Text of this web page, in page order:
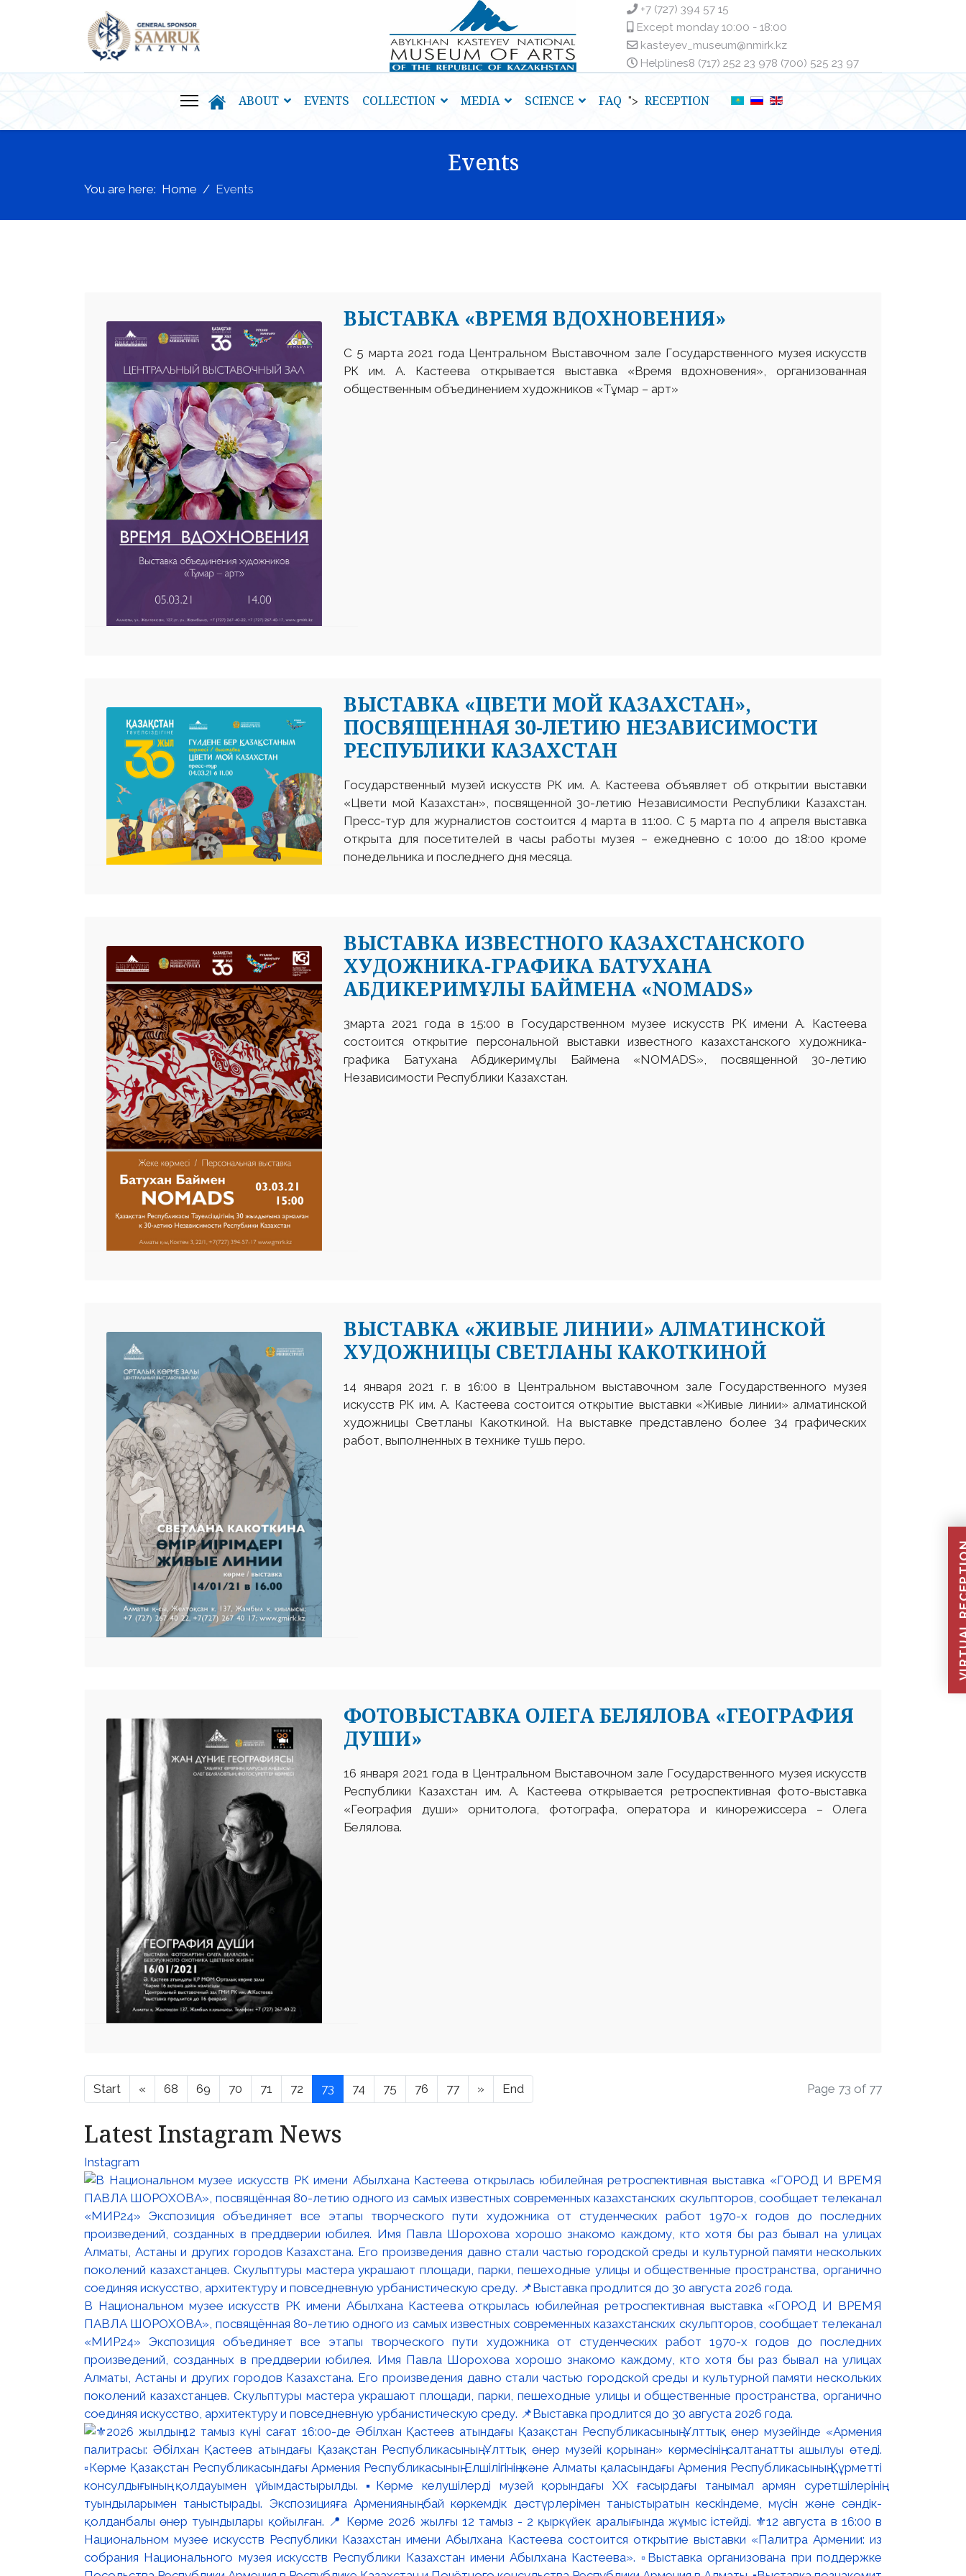
+7 (727) 394 57 15
Except monday 10:00 - 18:00
kasteyev_museum@nmirk.kz
Helplinesㅤ8 (717) 252 23 97ㅤㅤ8 (700) 525 23 97
ABOUT EVENTS COLLECTION MEDIA SCIENCE FAQ "> RECEPTION
Events
You are here: Home Events
ВЫСТАВКА «ВРЕМЯ ВДОХНОВЕНИЯ»
С 5 марта 2021 года Центральном Выставочном зале Государственного музея искусств
РК им. А. Кастеева открывается выставка «Время вдохновения», организованная
общественным объединением художников «Тұмар – арт»
ВЫСТАВКА «ЦВЕТИ МОЙ КАЗАХСТАН»,
ПОСВЯЩЕННАЯ 30-ЛЕТИЮ НЕЗАВИСИМОСТИ
РЕСПУБЛИКИ КАЗАХСТАН
Государственный музей искусств РК им. А. Кастеева объявляет об открытии выставки
«Цвети мой Казахстан», посвященной 30-летию Независимости Республики Казахстан.
Пресс-тур для журналистов состоится 4 марта в 11:00. С 5 марта по 4 апреля выставка
открыта для посетителей в часы работы музея – ежедневно с 10:00 до 18:00 кроме
понедельника и последнего дня месяца.
ВЫСТАВКА ИЗВЕСТНОГО КАЗАХСТАНСКОГО
ХУДОЖНИКА-ГРАФИКА БАТУХАНА
АБДИКЕРИМҰЛЫ БАЙМЕНА «NOMADS»
3марта 2021 года в 15:00 в Государственном музее искусств РК имени А. Кастеева
состоится открытие персональной выставки известного казахстанского художника-
графика Батухана Абдикеримұлы Баймена «NOMADS», посвященной 30-летию
Независимости Республики Казахстан.
ВЫСТАВКА «ЖИВЫЕ ЛИНИИ» АЛМАТИНСКОЙ
ХУДОЖНИЦЫ СВЕТЛАНЫ КАКОТКИНОЙ
14 января 2021 г. в 16:00 в Центральном выставочном зале Государственного музея
искусств РК им. А. Кастеева состоится открытие выставки «Живые линии» алматинской
художницы Светланы Какоткиной. На выставке представлено более 34 графических
работ, выполненных в технике тушь перо.
ФОТОВЫСТАВКА ОЛЕГА БЕЛЯЛОВА «ГЕОГРАФИЯ
ДУШИ»
16 января 2021 года в Центральном Выставочном зале Государственного музея искусств
Республики Казахстан им. А. Кастеева открывается ретроспективная фото-выставка
«География души» орнитолога, фотографа, оператора и кинорежиссера – Олега
Белялова.
Start « 68 69 70 71 72 73 74 75 76 77 » End Page 73 of 77
Latest Instagram News
Instagram
В Национальном музее искусств РК имени Абылхана Кастеева открылась юбилейная ретроспективная выставка «ГОРОД И ВРЕМЯ
ПАВЛА ШОРОХОВА», посвящённая 80-летию одного из самых известных современных казахстанских скульпторов, сообщает телеканал
«МИР24» Экспозиция объединяет все этапы творческого пути художника от студенческих работ 1970-х годов до последних
произведений, созданных в преддверии юбилея. Имя Павла Шорохова хорошо знакомо каждому, кто хотя бы раз бывал на улицах
Алматы, Астаны и других городов Казахстана. Его произведения давно стали частью городской среды и культурной памяти нескольких
поколений казахстанцев. Скульптуры мастера украшают площади, парки, пешеходные улицы и общественные пространства, органично
соединяя искусство, архитектуру и повседневную урбанистическую среду. 📌Выставка продлится до 30 августа 2026 года.